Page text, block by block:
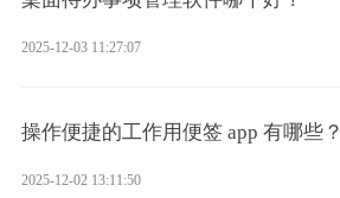
2025-12-03 11:27:07
操作便捷的工作用便签 app 有哪些？
2025-12-02 13:11:50